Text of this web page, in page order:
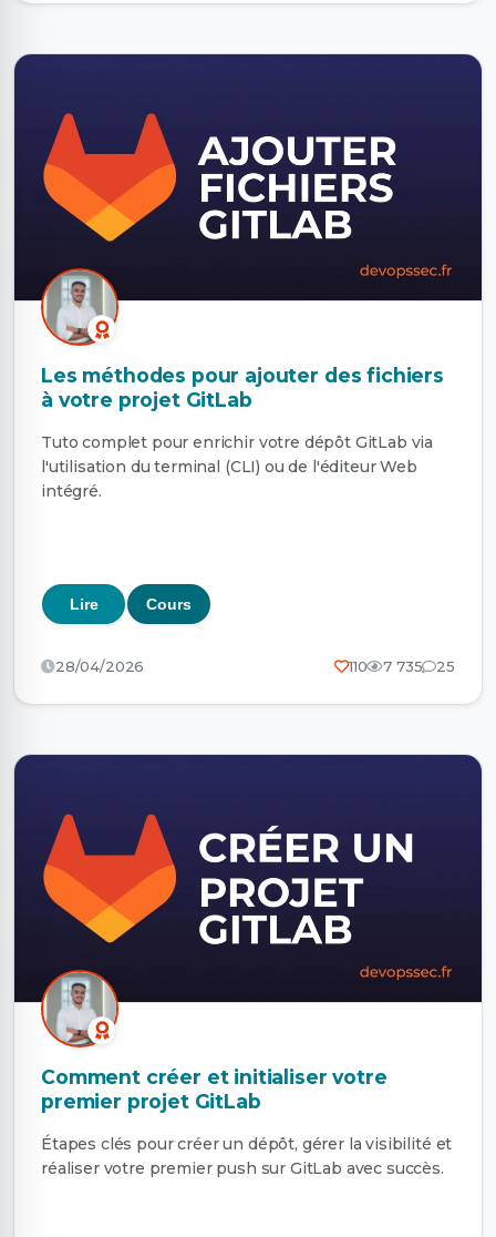
Les méthodes pour ajouter des fichiers
à votre projet GitLab
Tuto complet pour enrichir votre dépôt GitLab via
l'utilisation du terminal (CLI) ou de l'éditeur Web
intégré.
Lire Cours
28/04/2026 110 7 735 25
Comment créer et initialiser votre
premier projet GitLab
Étapes clés pour créer un dépôt, gérer la visibilité et
réaliser votre premier push sur GitLab avec succès.